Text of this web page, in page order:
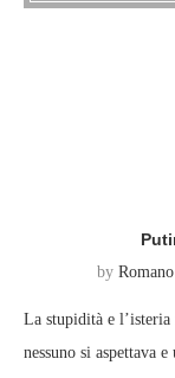
by
La stupidità e l’isteria
nessuno si aspettava